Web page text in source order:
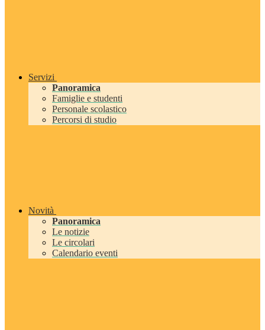
Servizi
Panoramica
Famiglie e studenti
Personale scolastico
Percorsi di studio
Novità
Panoramica
Le notizie
Le circolari
Calendario eventi